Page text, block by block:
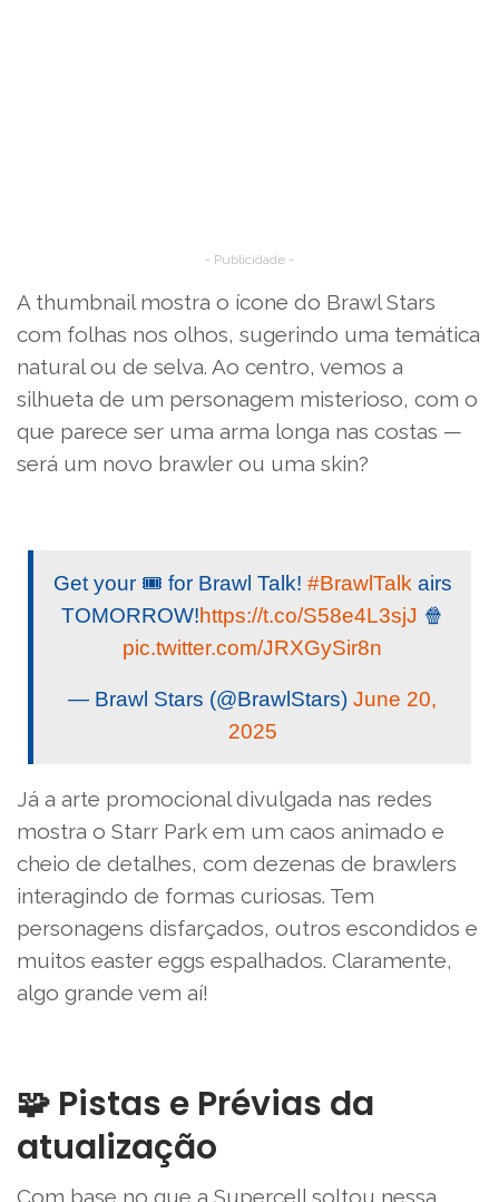
- Publicidade -
A thumbnail mostra o ícone do Brawl Stars
com folhas nos olhos, sugerindo uma temática
natural ou de selva. Ao centro, vemos a
silhueta de um personagem misterioso, com o
que parece ser uma arma longa nas costas —
será um novo brawler ou uma skin?
Get your 🎟️ for Brawl Talk! #BrawlTalk airs
TOMORROW!https://t.co/S58e4L3sjJ 🍿
pic.twitter.com/JRXGySir8n
— Brawl Stars (@BrawlStars) June 20,
2025
Já a arte promocional divulgada nas redes
mostra o Starr Park em um caos animado e
cheio de detalhes, com dezenas de brawlers
interagindo de formas curiosas. Tem
personagens disfarçados, outros escondidos e
muitos easter eggs espalhados. Claramente,
algo grande vem aí!
🧩 Pistas e Prévias da
atualização
Com base no que a Supercell soltou nessa